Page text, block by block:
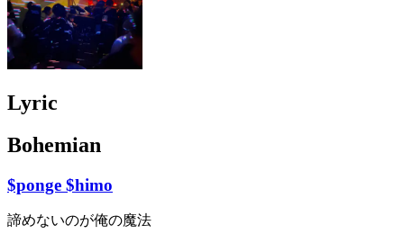
Lyric
Bohemian
$ponge $himo
諦めないのが俺の魔法